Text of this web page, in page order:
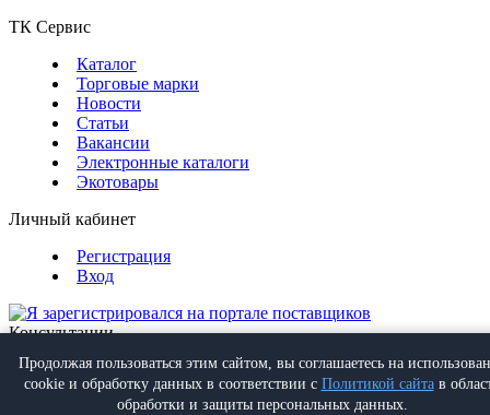
ТК Сервис
Каталог
Торговые марки
Новости
Статьи
Вакансии
Электронные каталоги
Экотовары
Личный кабинет
Регистрация
Вход
Консультации
Позвонить +7 (495) 988-07-08
Написатьinfo@proff-comfort.ru
Продолжая пользоваться этим сайтом, вы соглашаетесь на
cookie и обработку данных в соответствии с Политикой сайтав
обработки и защиты персональных данных.